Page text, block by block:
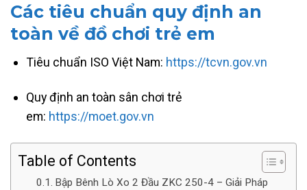
Các tiêu chuẩn quy định an
toàn về đồ chơi trẻ em
Tiêu chuẩn ISO Việt Nam: https://tcvn.gov.vn
Quy định an toàn sân chơi trẻ
em: https://moet.gov.vn
Table of Contents
Bập Bênh Lò Xo 2 Đầu ZKC 250-4 – Giải Pháp